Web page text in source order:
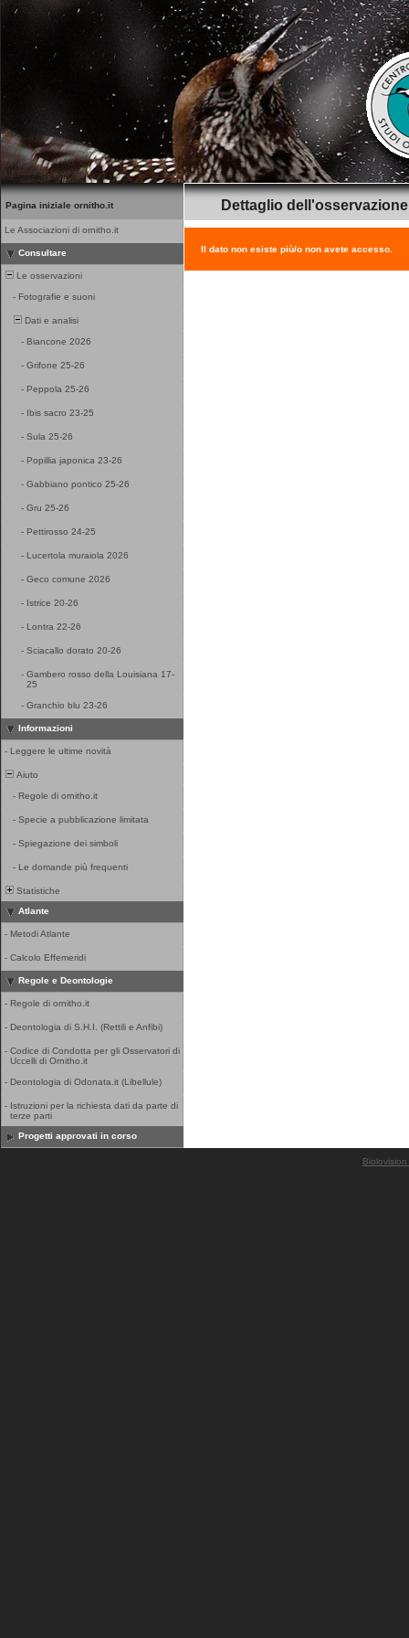
Pagina iniziale ornitho.it
Le Associazioni di ornitho.it
Consultare
Le osservazioni
- Fotografie e suoni
Dati e analisi
- Biancone 2026
- Grifone 25-26
- Peppola 25-26
- Ibis sacro 23-25
- Sula 25-26
- Popillia japonica 23-26
- Gabbiano pontico 25-26
- Gru 25-26
- Pettirosso 24-25
- Lucertola muraiola 2026
- Geco comune 2026
- Istrice 20-26
- Lontra 22-26
- Sciacallo dorato 20-26
- Gambero rosso della Louisiana 17-
25
- Granchio blu 23-26
Informazioni
- Leggere le ultime novità
Aiuto
- Regole di ornitho.it
- Specie a pubblicazione limitata
- Spiegazione dei simboli
- Le domande più frequenti
Statistiche
Atlante
- Metodi Atlante
- Calcolo Effemeridi
Regole e Deontologie
- Regole di ornitho.it
- Deontologia di S.H.I. (Rettili e Anfibi)
- Codice di Condotta per gli Osservatori di
Uccelli di Ornitho.it
- Deontologia di Odonata.it (Libellule)
- Istruzioni per la richiesta dati da parte di
terze parti
Progetti approvati in corso
Dettaglio dell'osservazione
Il dato non esiste più/o non avete accesso.
Biolovision